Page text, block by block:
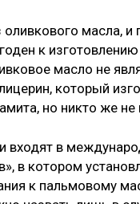
масла, и
к
масло не
который
но никто же
входят в
в котором
к пальмовому